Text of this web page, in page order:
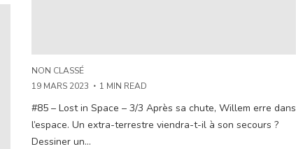
NON CLASSÉ
19 MARS 2023
1 MIN READ
#85 – Lost in Space – 3/3 Après sa chute, Willem erre dans
l’espace. Un extra-terrestre viendra-t-il à son secours ?
Dessiner un...